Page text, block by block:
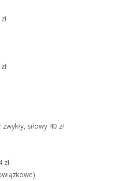
siłowy 40 zł
zł